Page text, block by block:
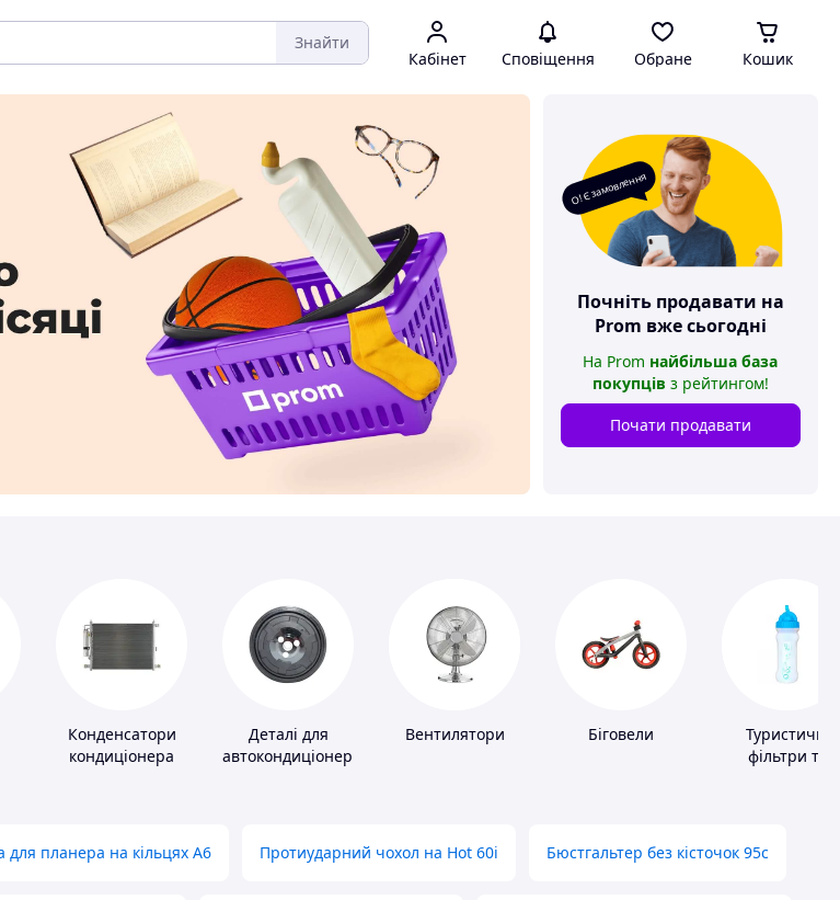
Знайти
Кабінет Сповіщення Обране Кошик
О! Є замовлення
Почніть продавати на
Prom вже сьогодні
На Prom найбільша база
покупців з рейтингом!
Почати продавати
Конденсатори
кондиціонера
Деталі для
автокондиціонерів
Вентилятори Біговели
Туристичні
фільтри та
для планера на кільцях А6 Протиударний чохол на Hot 60i Бюстгальтер без кісточок 95с